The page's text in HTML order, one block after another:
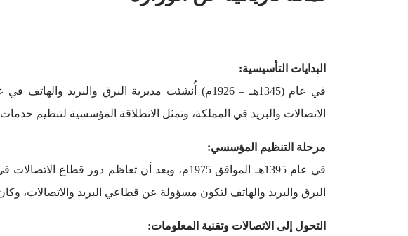
البدايات التأسيسية:
في عام (1345هـ – 1926م) أُنشئت مديرية البرق
الاتصالات والبريد في المملكة، وتمثل الانطلاقة المؤسسية لتنظيم خدمات
مرحلة التنظيم المؤسسي:
البرق والبريد والهاتف لتكون مسؤولة عن قطاعي البريد والاتصالات، وكان عدد الخطوط الهاتفية في
التحول إلى الاتصالات وتقنية المعلومات: